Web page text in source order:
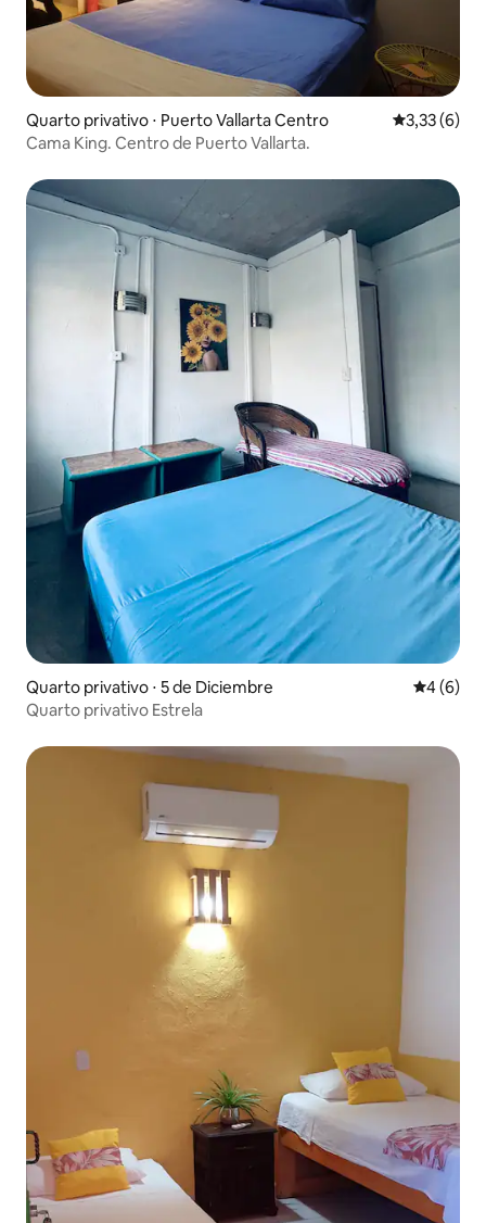
Quarto privativo ⋅ Puerto Vallarta Centro 3,33 de
3,33 (6)
Cama King. Centro de Puerto Vallarta.
Quarto privativo ⋅ 5 de Diciembre 4 de uma
4 (6)
Quarto privativo Estrela